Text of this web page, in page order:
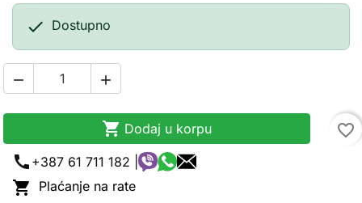
 Dostupno
 
 Dodaj u korpu
favorite_border
call +387 61 711 182 |
 Plaćanje na rate